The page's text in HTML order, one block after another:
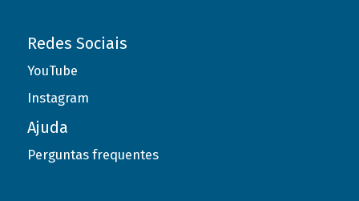
Redes Sociais
YouTube
Instagram
Ajuda
Perguntas frequentes